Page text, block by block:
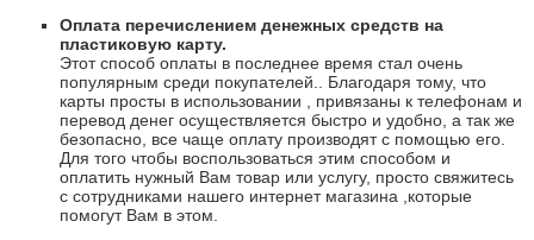
Оплата перечислением денежных средств на
пластиковую карту.
Этот способ оплаты в последнее время стал очень
популярным среди покупателей.. Благодаря тому, что
карты просты в использовании , привязаны к телефонам и
перевод денег осуществляется быстро и удобно, а так же
безопасно, все чаще оплату производят с помощью его.
Для того чтобы воспользоваться этим способом и
оплатить нужный Вам товар или услугу, просто свяжитесь
с сотрудниками нашего интернет магазина ,которые
помогут Вам в этом.